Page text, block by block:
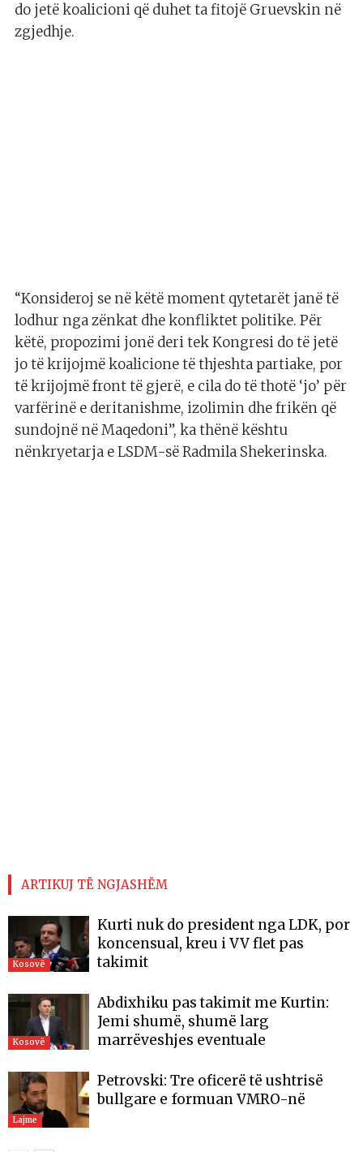
do jetë koalicioni që duhet ta fitojë Gruevskin në
zgjedhje.
“Konsideroj se në këtë moment qytetarët janë të
lodhur nga zënkat dhe konfliktet politike. Për
këtë, propozimi jonë deri tek Kongresi do të jetë
jo të krijojmë koalicione të thjeshta partiake, por
të krijojmë front të gjerë, e cila do të thotë ‘jo’ për
varfërinë e deritanishme, izolimin dhe frikën që
sundojnë në Maqedoni”, ka thënë kështu
nënkryetarja e LSDM-së Radmila Shekerinska.
ARTIKUJ TË NGJASHËM
Kosovë
Kurti nuk do president nga LDK, por
koncensual, kreu i VV flet pas
takimit
Kosovë
Abdixhiku pas takimit me Kurtin:
Jemi shumë, shumë larg
marrëveshjes eventuale
Lajme
Petrovski: Tre oficerë të ushtrisë
bullgare e formuan VMRO-në